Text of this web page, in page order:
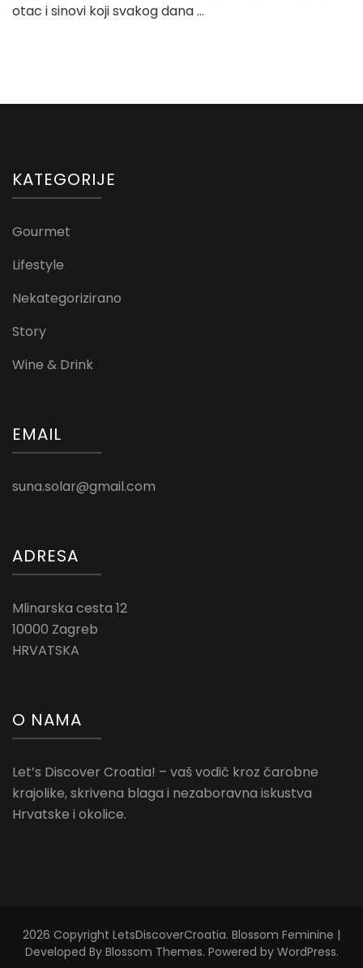
otac i sinovi koji svakog dana …
KATEGORIJE
Gourmet
Lifestyle
Nekategorizirano
Story
Wine & Drink
EMAIL
suna.solar@gmail.com
ADRESA
Mlinarska cesta 12
10000 Zagreb
HRVATSKA
O NAMA
Let’s Discover Croatia! – vaš vodič kroz čarobne
krajolike, skrivena blaga i nezaboravna iskustva
Hrvatske i okolice.
2026 Copyright LetsDiscoverCroatia. Blossom Feminine |
Developed By Blossom Themes. Powered by WordPress.